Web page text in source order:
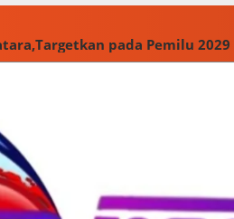
pada Pemilu 2029